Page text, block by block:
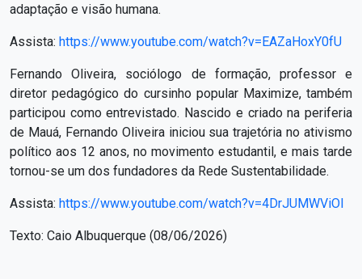
adaptação e visão humana.
Assista: https://www.youtube.com/watch?v=EAZaHoxY0fU
Fernando Oliveira, sociólogo de formação, professor e
diretor pedagógico do cursinho popular Maximize, também
participou como entrevistado. Nascido e criado na periferia
de Mauá, Fernando Oliveira iniciou sua trajetória no ativismo
político aos 12 anos, no movimento estudantil, e mais tarde
tornou-se um dos fundadores da Rede Sustentabilidade.
Assista: https://www.youtube.com/watch?v=4DrJUMWViOI
Texto: Caio Albuquerque (08/06/2026)